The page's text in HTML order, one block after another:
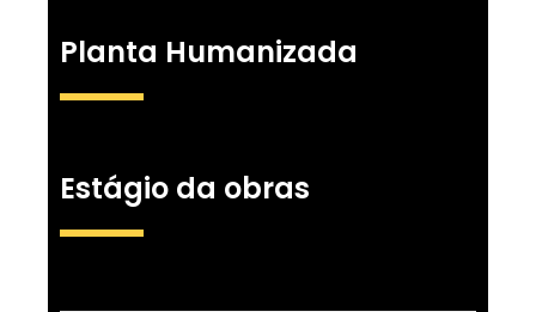
Planta Humanizada
Estágio da obras